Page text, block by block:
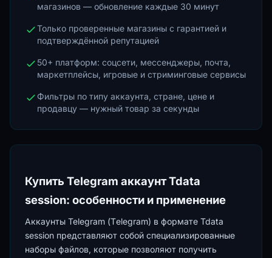
магазинов — обновление каждые 30 минут
Только проверенные магазины с гарантией и
подтверждённой репутацией
50+ платформ: соцсети, мессенджеры, почта,
маркетплейсы, игровые и стриминговые сервисы
Фильтры по типу аккаунта, стране, цене и
продавцу — нужный товар за секунды
Купить Telegram аккаунт Tdata
session: особенности и применение
Аккаунты Telegram (Тelegram) в формате Tdata
session представляют собой специализированные
наборы файлов, которые позволяют получить